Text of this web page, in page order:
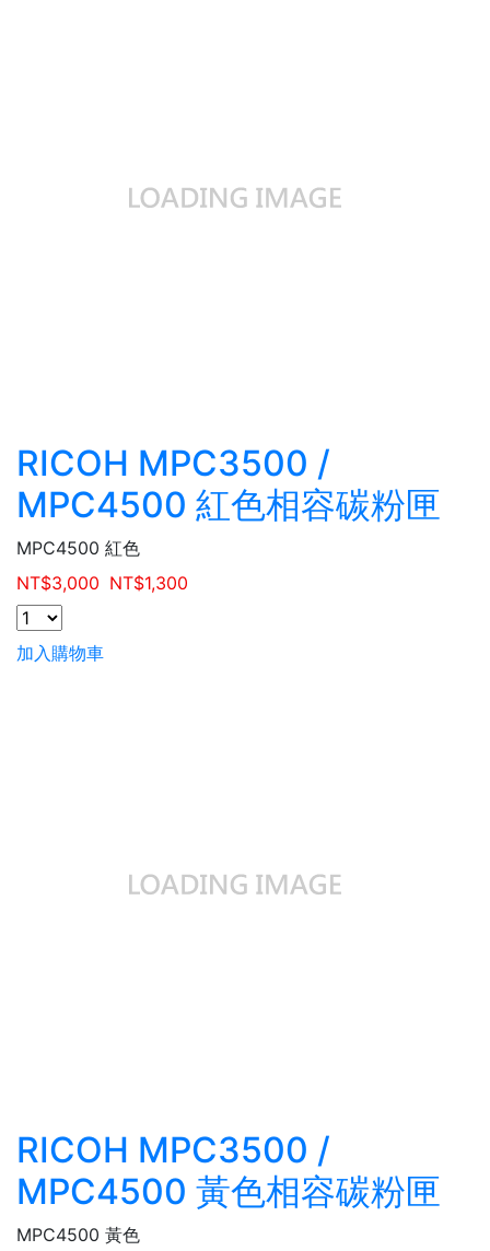
RICOH MPC3500 /
MPC4500 紅色相容碳粉匣
MPC4500 紅色
NT$3,000 NT$1,300
加入購物車
RICOH MPC3500 /
MPC4500 黃色相容碳粉匣
MPC4500 黃色